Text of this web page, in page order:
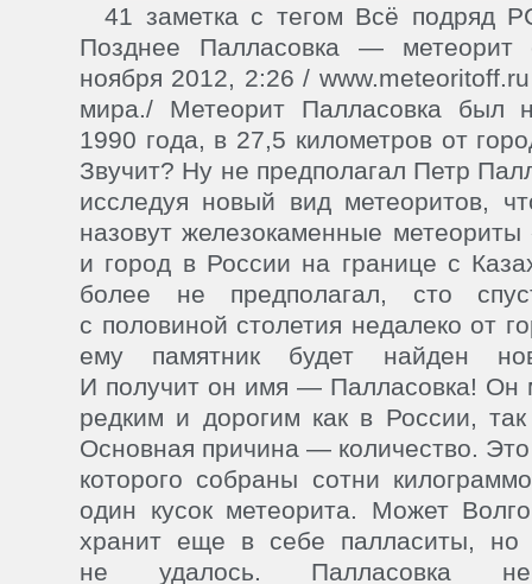
41 заметка с тегом Всё
Позднее Палласовка — метеорит
ноября 2012, 2:26 /
мира./ Метеорит Палласовка был
1990 года, в 27,5 километров от
Звучит? Ну не предполагал Петр
исследуя новый вид метеоритов,
назовут железокаменные метеориты
и город в России на границе с
более не предполагал, сто
с половиной столетия недалеко от
ему памятник будет найден
И получит он имя — Палласовка! Он
редким и дорогим как в России,
Основная причина — количество.
которого собраны сотни
один кусок метеорита. Может
хранит еще в себе палласиты, но
не удалось. Палласовка не